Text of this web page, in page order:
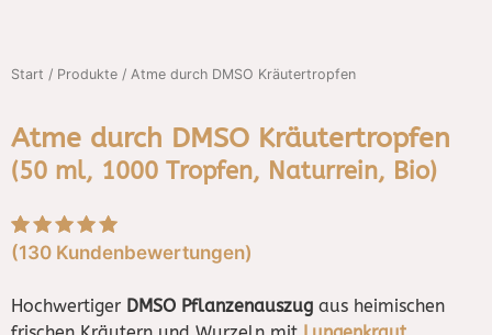
Start / Produkte / Atme durch DMSO Kräutertropfen
Atme durch DMSO Kräutertropfen
(50 ml, 1000 Tropfen, Naturrein, Bio)
Bewertet mit
5
Kundenbewertungen
(130 Kundenbewertungen)
Hochwertiger DMSO Pflanzenauszug aus heimischen